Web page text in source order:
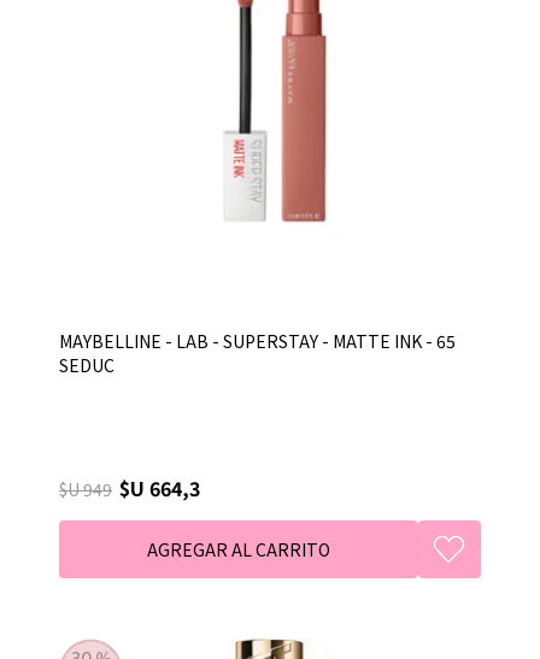
MAYBELLINE - LAB - SUPERSTAY - MATTE INK - 65
SEDUC
$U 949 $U 664,3